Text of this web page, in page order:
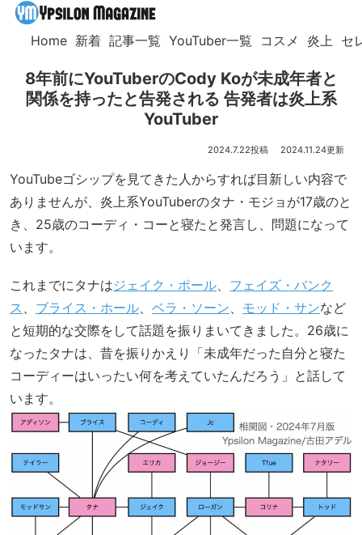
Home 新着 記事一覧 YouTuber一覧 コスメ 炎上 セ
8年前にYouTuberのCody Koが未成年者と
関係を持ったと告発される 告発者は炎上系
YouTuber
2024.7.22 2024.11.24
YouTubeゴシップを見てきた人からすれば目新しい内容で
ありませんが、炎上系YouTuberのタナ・モジョが17歳のと
き、25歳のコーディ・コーと寝たと発言し、問題になって
います。
これまでにタナはジェイク・ポール、 フェイズ・バンク
ス 、 ブライス・ホール、 ベラ・ソーン、 モッド・サンなど
と短期的な交際をして話題を振りまいてきました。26歳に
なったタナは、昔を振りかえり「未成年だった自分と寝た
コーディーはいったい何を考えていたんだろう」と話して
います。